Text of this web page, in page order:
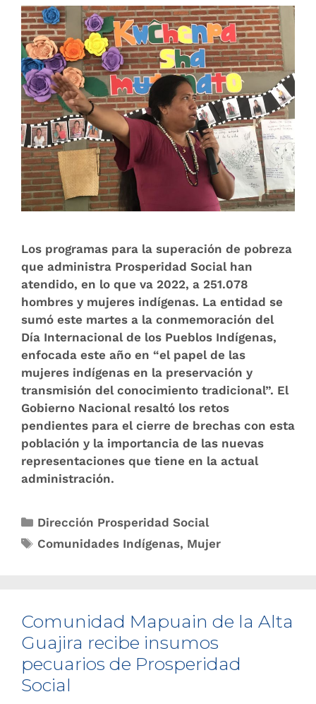
Los programas para la superación de pobreza
que administra Prosperidad Social han
atendido, en lo que va 2022, a 251.078
hombres y mujeres indígenas. La entidad se
sumó este martes a la conmemoración del
Día Internacional de los Pueblos Indígenas,
enfocada este año en “el papel de las
mujeres indígenas en la preservación y
transmisión del conocimiento tradicional”. El
Gobierno Nacional resaltó los retos
pendientes para el cierre de brechas con esta
población y la importancia de las nuevas
representaciones que tiene en la actual
administración.
Dirección Prosperidad Social
Comunidades Indígenas, Mujer
Comunidad Mapuain de la Alta
Guajira recibe insumos
pecuarios de Prosperidad
Social